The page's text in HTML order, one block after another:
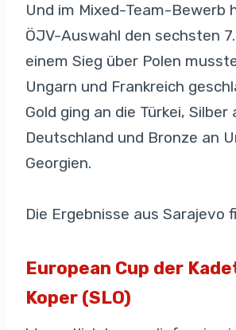
Und im Mixed-Team-Bewerb
ÖJV-Auswahl den sechsten
einem Sieg über Polen
Ungarn und Frankreich
Gold ging an die Türkei, Silber
Deutschland und Bronze an
Georgien.
Die Ergebnisse aus Sarajevo
European Cup der
Koper (SLO)